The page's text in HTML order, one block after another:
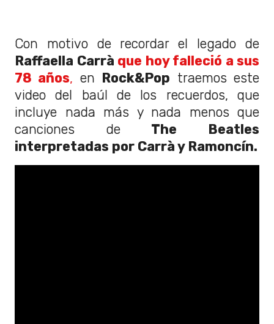
Con motivo de recordar el legado de
Raffaella Carrà que hoy falleció a sus
78 años, en Rock&Pop traemos este
video del baúl de los recuerdos, que
incluye nada más y nada menos que
canciones deThe Beatles
interpretadas por Carrà y Ramoncín.